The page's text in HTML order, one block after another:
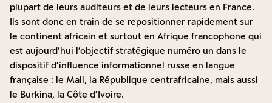
plupart de leurs auditeurs et de leurs lecteurs en France.
Ils sont donc en train de se repositionner rapidement sur
le continent africain et surtout en Afrique francophone qui
est aujourd’hui l’objectif stratégique numéro un dans le
dispositif d’influence informationnel russe en langue
française : le Mali, la République centrafricaine, mais aussi
le Burkina, la Côte d’Ivoire.